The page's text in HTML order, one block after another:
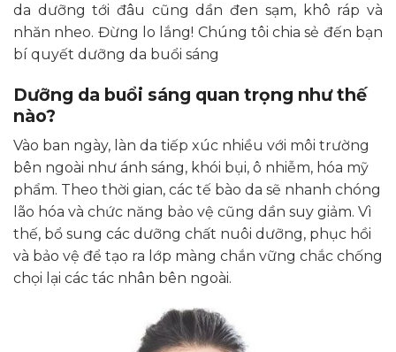
da dưỡng tới đâu cũng dần đen sạm, khô ráp và
nhăn nheo. Đừng lo lắng! Chúng tôi chia sẻ đến bạn
bí quyết dưỡng da buổi sáng
Dưỡng da buổi sáng quan trọng như thế
nào?
Vào ban ngày, làn da tiếp xúc nhiều với môi trường
bên ngoài như ánh sáng, khói bụi, ô nhiễm, hóa mỹ
phẩm. Theo thời gian, các tế bào da sẽ nhanh chóng
lão hóa và chức năng bảo vệ cũng dần suy giảm. Vì
thế, bổ sung các dưỡng chất nuôi dưỡng, phục hồi
và bảo vệ để tạo ra lớp màng chắn vững chắc chống
chọi lại các tác nhân bên ngoài.